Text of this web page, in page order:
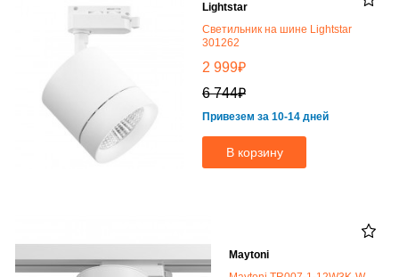
Lightstar
Светильник на шине Lightstar
301262
2 999₽
6 744₽
Привезем за 10-14 дней
В корзину
Maytoni